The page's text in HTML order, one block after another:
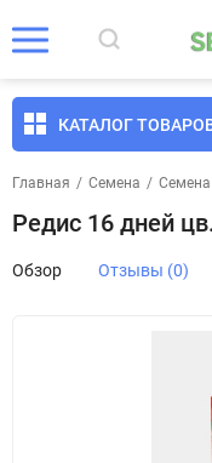
КАТАЛОГ
Главная / Семена /
Редис 16 дней
Обзор Отзывы (0)